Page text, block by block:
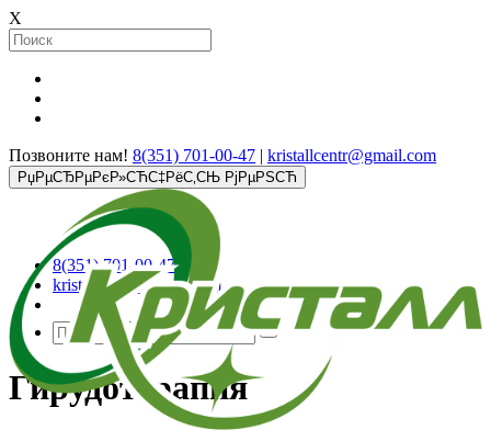
X
Позвоните нам! 8(351) 701-00-47 | kristallcentr@gmail.com
РџРµСЂРµРєР»СЋС‡РёС‚СЊ РјРµРЅСЋ
8(351) 701-00-47
kristallcentr@gmail.com
Гирудотерапия